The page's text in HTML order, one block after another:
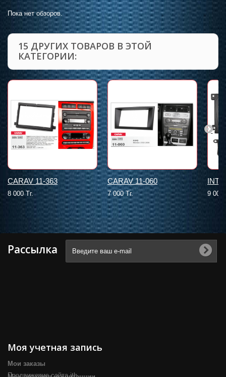
Пока нет обзоров.
15 ДРУГИХ ТОВАРОВ В ЭТОЙ
КАТЕГОРИИ:
CARAV 11-363
8 000 Тг.
CARAV 11-060
7 000 Тг. 9 000
Рассылка
Продвижение сайта itb
Моя учетная запись
Мои заказы